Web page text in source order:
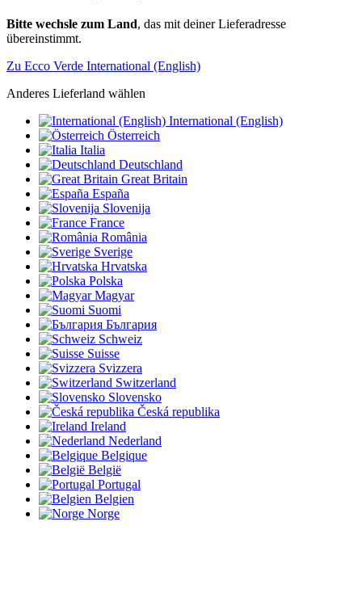
Bitte wechsle zum Land, das mit deiner Lieferadresse
übereinstimmt.
Zu Ecco Verde International (English)
Anderes Lieferland wählen
International (English)
Österreich
Italia
Deutschland
Great Britain
España
Slovenija
France
România
Sverige
Hrvatska
Polska
Magyar
Suomi
България
Schweiz
Suisse
Svizzera
Switzerland
Slovensko
Česká republika
Ireland
Nederland
Belgique
België
Portugal
Belgien
Norge